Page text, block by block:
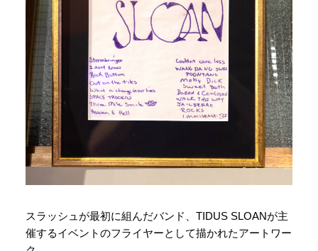
スラッシュが最初に組んだバンド、TIDUS SLOANが主
催するイベントのフライヤーとして描かれたアートワー